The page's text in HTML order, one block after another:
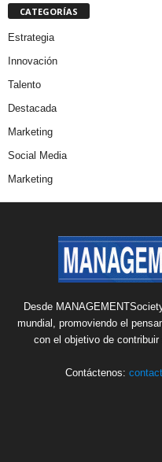
CATEGORÍAS
Estrategia
Innovación
Talento
Destacada
Marketing
Social Media
Marketing
Desde
mundial, promoviendo el
con el objetivo de
Contáctenos: